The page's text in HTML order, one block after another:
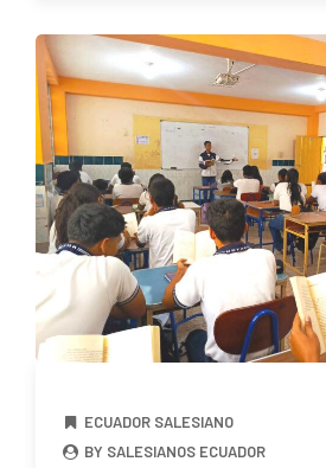
ECUADOR SALESIANO
BY SALESIANOS ECUADOR